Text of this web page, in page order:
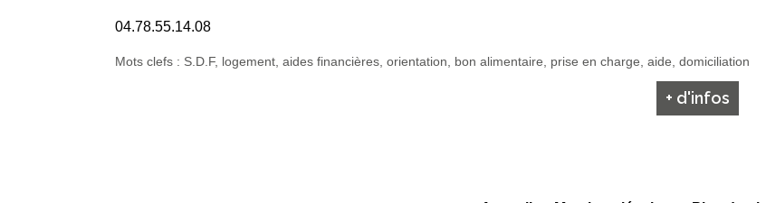
04.78.55.14.08
Mots clefs : S.D.F, logement, aides financières, orientation, bon alimentaire, prise en charge, aide, domiciliation
+ d'infos